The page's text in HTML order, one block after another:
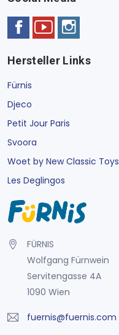
Hersteller Links
Fürnis
Djeco
Petit Jour Paris
Svoora
Woet by New Classic Toys
Les Deglingos
FÜRNIS
Wolfgang Fürnwein
Servitengasse 4A
1090 Wien
fuernis@fuernis.com